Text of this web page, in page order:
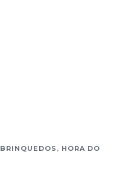
BRINQUEDOS , HORA DO